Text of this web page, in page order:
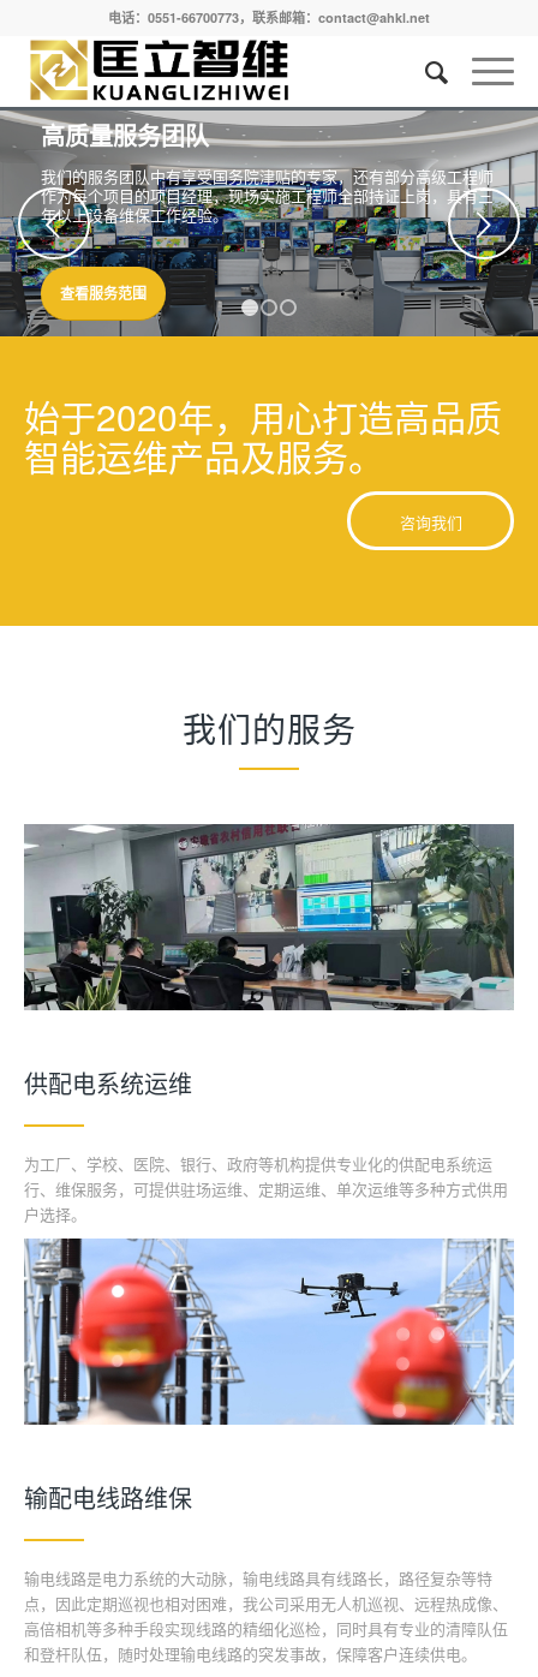
电话：0551-66700773，联系邮箱：contact@ahkl.net
高质量服务团队
我们的服务团队中有享受国务院津贴的专家，还有部分高级工程师
作为每个项目的项目经理，现场实施工程师全部持证上岗，具有三
年以上设备维保工作经验。
查看服务范围
下一页
始于2020年，用心打造高品质
智能运维产品及服务。
咨询我们
我们的服务
供配电系统运维
为工厂、学校、医院、银行、政府等机构提供专业化的供配电系统运
行、维保服务，可提供驻场运维、定期运维、单次运维等多种方式供用
户选择。
输配电线路维保
输电线路是电力系统的大动脉，输电线路具有线路长，路径复杂等特
点，因此定期巡视也相对困难，我公司采用无人机巡视、远程热成像、
高倍相机等多种手段实现线路的精细化巡检，同时具有专业的清障队伍
和登杆队伍，随时处理输电线路的突发事故，保障客户连续供电。